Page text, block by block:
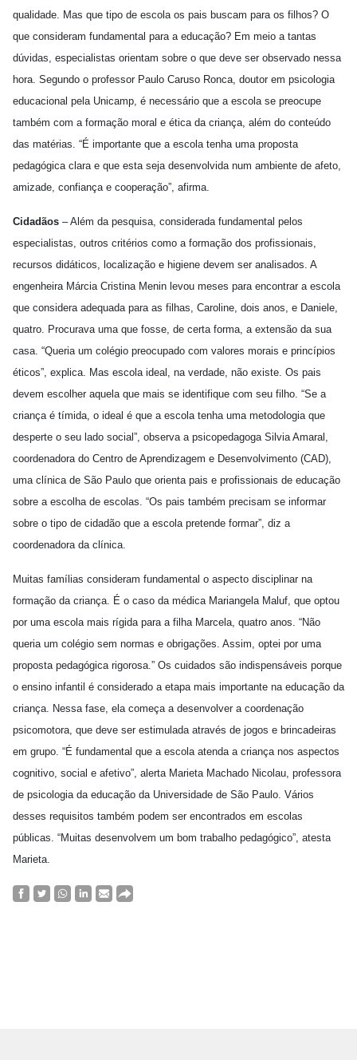
qualidade. Mas que tipo de escola os pais buscam para os filhos? O
que consideram fundamental para a educação? Em meio a tantas
dúvidas, especialistas orientam sobre o que deve ser observado nessa
hora. Segundo o professor Paulo Caruso Ronca, doutor em psicologia
educacional pela Unicamp, é necessário que a escola se preocupe
também com a formação moral e ética da criança, além do conteúdo
das matérias. “É importante que a escola tenha uma proposta
pedagógica clara e que esta seja desenvolvida num ambiente de afeto,
amizade, confiança e cooperação”, afirma.
Cidadãos – Além da pesquisa, considerada fundamental pelos
especialistas, outros critérios como a formação dos profissionais,
recursos didáticos, localização e higiene devem ser analisados. A
engenheira Márcia Cristina Menin levou meses para encontrar a escola
que considera adequada para as filhas, Caroline, dois anos, e Daniele,
quatro. Procurava uma que fosse, de certa forma, a extensão da sua
casa. “Queria um colégio preocupado com valores morais e princípios
éticos”, explica. Mas escola ideal, na verdade, não existe. Os pais
devem escolher aquela que mais se identifique com seu filho. “Se a
criança é tímida, o ideal é que a escola tenha uma metodologia que
desperte o seu lado social”, observa a psicopedagoga Silvia Amaral,
coordenadora do Centro de Aprendizagem e Desenvolvimento (CAD),
uma clínica de São Paulo que orienta pais e profissionais de educação
sobre a escolha de escolas. “Os pais também precisam se informar
sobre o tipo de cidadão que a escola pretende formar”, diz a
coordenadora da clínica.
Muitas famílias consideram fundamental o aspecto disciplinar na
formação da criança. É o caso da médica Mariangela Maluf, que optou
por uma escola mais rígida para a filha Marcela, quatro anos. “Não
queria um colégio sem normas e obrigações. Assim, optei por uma
proposta pedagógica rigorosa.” Os cuidados são indispensáveis porque
o ensino infantil é considerado a etapa mais importante na educação da
criança. Nessa fase, ela começa a desenvolver a coordenação
psicomotora, que deve ser estimulada através de jogos e brincadeiras
em grupo. “É fundamental que a escola atenda a criança nos aspectos
cognitivo, social e afetivo”, alerta Marieta Machado Nicolau, professora
de psicologia da educação da Universidade de São Paulo. Vários
desses requisitos também podem ser encontrados em escolas
públicas. “Muitas desenvolvem um bom trabalho pedagógico”, atesta
Marieta.